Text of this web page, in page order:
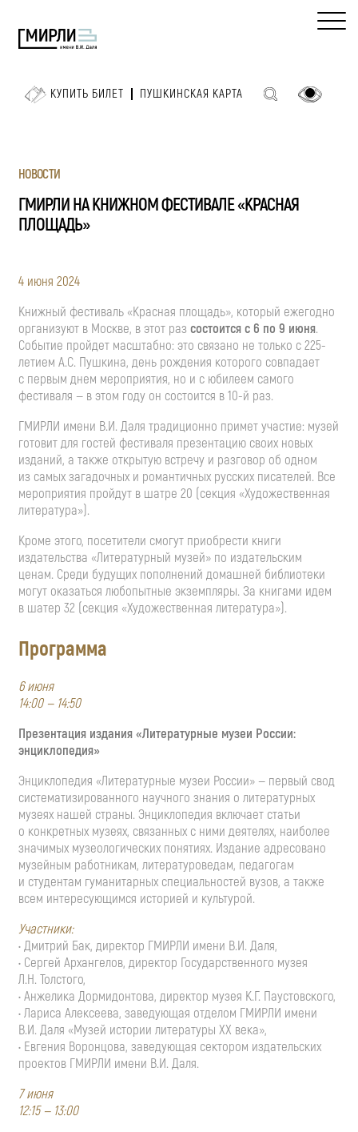
КУПИТЬ БИЛЕТ ПУШКИНСКАЯ КАРТА
НОВОСТИ
ГМИРЛИ НА КНИЖНОМ ФЕСТИВАЛЕ «КРАСНАЯ
ПЛОЩАДЬ»
4 июня 2024
Книжный фестиваль «Красная площадь», который ежегодно
организуют в Москве, в этот разсостоится с 6 по 9 июня.
Событие пройдет масштабно: это связано не только с 225-
летием А.С. Пушкина, день рождения которого совпадает
с первым днем мероприятия, но и с юбилеем самого
фестиваля — в этом году он состоится в 10-й раз.
ГМИРЛИ имени В.И. Даля традиционно примет участие: музей
готовит для гостей фестиваля презентацию своих новых
изданий, а также открытую встречу и разговор об одном
из самых загадочных и романтичных русских писателей. Все
мероприятия пройдут в шатре 20 (секция «Художественная
литература»).
Кроме этого, посетители смогут приобрести книги
издательства «Литературный музей» по издательским
ценам. Среди будущих пополнений домашней библиотеки
могут оказаться любопытные экземпляры. За книгами идем
в шатер 32 (секция «Художественная литература»).
Программа
6 июня
14:00 — 14:50
Презентация издания «Литературные музеи России:
энциклопедия»
Энциклопедия «Литературные музеи России» — первый свод
систематизированного научного знания о литературных
музеях нашей страны. Энциклопедия включает статьи
о конкретных музеях, связанных с ними деятелях, наиболее
значимых музеологических понятиях. Издание адресовано
музейным работникам, литературоведам, педагогам
и студентам гуманитарных специальностей вузов, а также
всем интересующимся историей и культурой.
Участники:
• Дмитрий Бак, директор ГМИРЛИ имени В.И. Даля,
• Сергей Архангелов, директор Государственного музея
Л.Н. Толстого,
• Анжелика Дормидонтова, директор музея К.Г. Паустовского,
• Лариса Алексеева, заведующая отделом ГМИРЛИ имени
В.И. Даля «Музей истории литературы ХХ века»,
• Евгения Воронцова, заведующая сектором издательских
проектов ГМИРЛИ имени В.И. Даля.
7 июня
12:15 — 13:00